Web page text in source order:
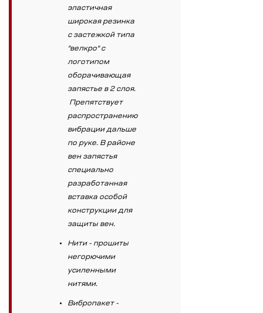
эластичная
широкая резинка
с застежкой типа
"велкро" с
логотипом
оборачивающая
запястье в 2 слоя.
Препятствует
распространению
вибрации дальше
по руке. В районе
вен запястья
специально
разработанная
вставка особой
конструкции для
защиты вен.
Нити - прошиты
негорючими
усиленными
нитями.
Вибропакет -